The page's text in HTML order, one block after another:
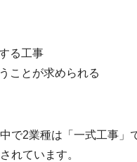
る工事
ことが求められる
で2業種は「一式工事」
れています。